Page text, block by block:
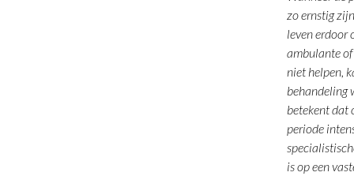
zo ernstig
leven erdoor
ambulante
niet helpen,
behandeling
betekent dat
periode
is op een